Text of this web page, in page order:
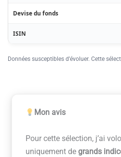
Devise du fonds
ISIN
Données susceptibles d’évoluer. Cette
Mon avis
Pour cette sélection, j’ai
uniquement de grands